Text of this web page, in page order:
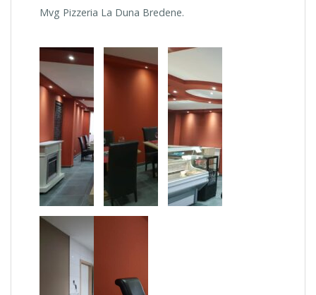
Mvg Pizzeria La Duna Bredene.